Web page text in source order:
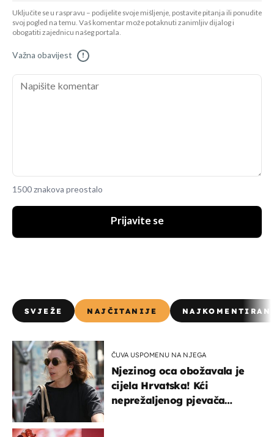
Uključite se u raspravu – podijelite svoje mišljenje, postavite pitanja ili ponudite
svoj pogled na temu. Vaš komentar može potaknuti zanimljiv dijalog i
obogatiti zajednicu našeg portala.
Važna obavijest !
1500 znakova preostalo
Prijavite se
SVJEŽE NAJČITANIJE
ČUVA USPOMENU NA NJEGA
Njezinog oca obožavala je
cijela Hrvatska! Kći
neprežaljenog pjevača